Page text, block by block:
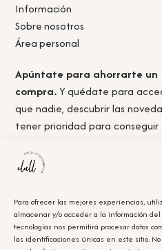
Para ofrecer las mejores experiencias,
almacenar y/o acceder a la información
tecnologías nos permitirá procesar datos
las identificaciones únicas en este sitio.
Información
Sobre nosotros
Área personal
Apúntate para ahorrarte un
compra.Y quédate para
que nadie, descubrir las
tener prioridad para
Acepto lapolítica de